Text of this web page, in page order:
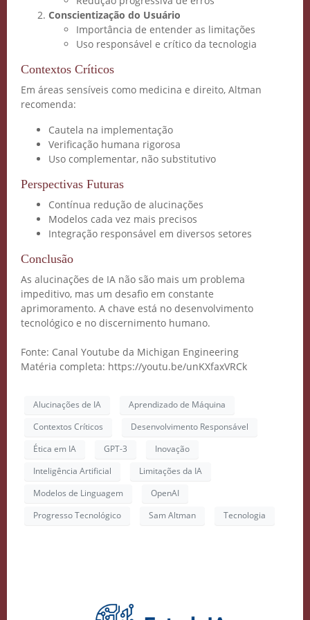
Conscientização do Usuário
Importância de entender as limitações
Uso responsável e crítico da tecnologia
Contextos Críticos
Em áreas sensíveis como medicina e direito, Altman
recomenda:
Cautela na implementação
Verificação humana rigorosa
Uso complementar, não substitutivo
Perspectivas Futuras
Contínua redução de alucinações
Modelos cada vez mais precisos
Integração responsável em diversos setores
Conclusão
As alucinações de IA não são mais um problema
impeditivo, mas um desafio em constante
aprimoramento. A chave está no desenvolvimento
tecnológico e no discernimento humano.
Fonte: Canal Youtube da Michigan Engineering
Matéria completa: https://youtu.be/unKXfaxVRCk
Alucinações de IA
Aprendizado de Máquina
Contextos Críticos
Desenvolvimento Responsável
Ética em IA
GPT-3
Inovação
Inteligência Artificial
Limitações da IA
Modelos de Linguagem
OpenAI
Progresso Tecnológico
Sam Altman Tecnologia
Inteligência Artificial
Vidgenie